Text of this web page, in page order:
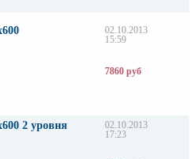
02.10.2013
15:59
7860 руб
2 уровня
02.10.2013
17:23